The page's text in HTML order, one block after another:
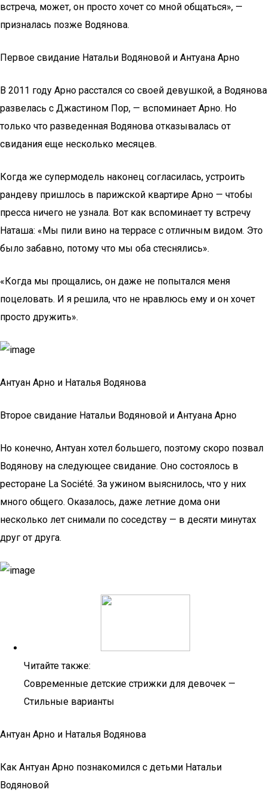
встреча, может, он просто хочет со мной общаться», —
призналась позже Водянова.
Первое свидание Натальи Водяновой и Антуана Арно
В 2011 году Арно расстался со своей девушкой, а Водянова
развелась с Джастином Пор, — вспоминает Арно. Но
только что разведенная Водянова отказывалась от
свидания еще несколько месяцев.
Когда же супермодель наконец согласилась, устроить
рандеву пришлось в парижской квартире Арно — чтобы
пресса ничего не узнала. Вот как вспоминает ту встречу
Наташа: «Мы пили вино на террасе с отличным видом. Это
было забавно, потому что мы оба стеснялись».
«Когда мы прощались, он даже не попытался меня
поцеловать. И я решила, что не нравлюсь ему и он хочет
просто дружить».
Антуан Арно и Наталья Водянова
Второе свидание Натальи Водяновой и Антуана Арно
Но конечно, Антуан хотел большего, поэтому скоро позвал
Водянову на следующее свидание. Оно состоялось в
ресторане La Société. За ужином выяснилось, что у них
много общего. Оказалось, даже летние дома они
несколько лет снимали по соседству — в десяти минутах
друг от друга.
Читайте также:
Современные детские стрижки для девочек —
Стильные варианты
Антуан Арно и Наталья Водянова
Как Антуан Арно познакомился с детьми Натальи
Водяновой